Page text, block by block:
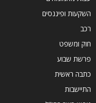
השקעות ופיננסים
רכב
חוק ומשפט
פרשת שבוע
כתבה ראשית
התיישבות